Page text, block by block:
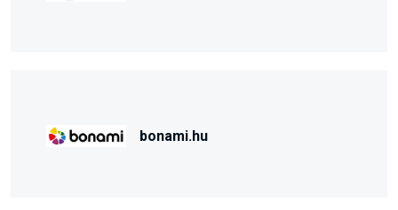
bonami.hu